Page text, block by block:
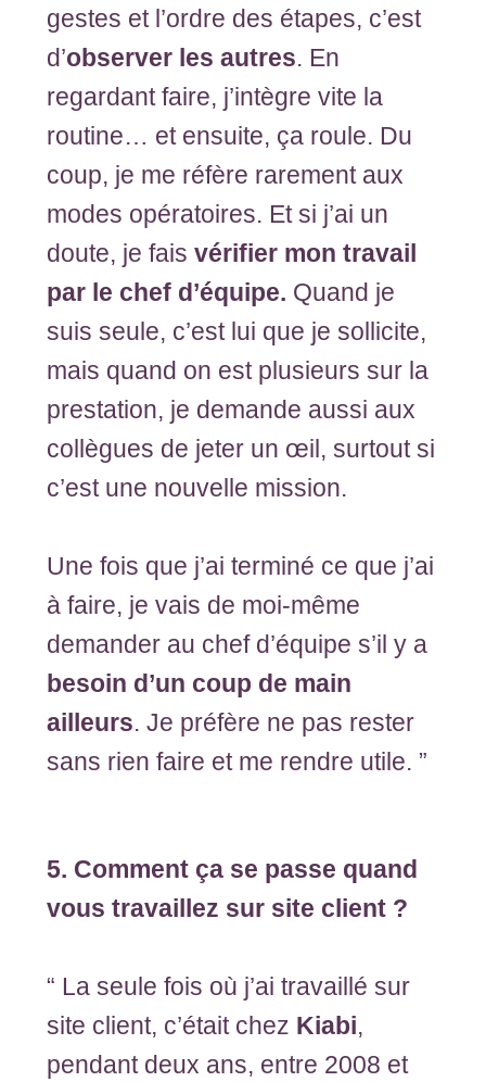
gestes et l’ordre des étapes, c’est
d’observer les autres. En
regardant faire, j’intègre vite la
routine… et ensuite, ça roule. Du
coup, je me réfère rarement aux
modes opératoires. Et si j’ai un
doute, je fais vérifier mon travail
par le chef d’équipe. Quand je
suis seule, c’est lui que je sollicite,
mais quand on est plusieurs sur la
prestation, je demande aussi aux
collègues de jeter un œil, surtout si
c’est une nouvelle mission.
Une fois que j’ai terminé ce que j’ai
à faire, je vais de moi-même
demander au chef d’équipe s’il y a
besoin d’un coup de main
ailleurs. Je préfère ne pas rester
sans rien faire et me rendre utile. ”
5. Comment ça se passe quand
vous travaillez sur site client ?
“ La seule fois où j’ai travaillé sur
site client, c’était chez Kiabi,
pendant deux ans, entre 2008 et